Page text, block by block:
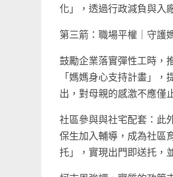
化」，透過行政減負與入
第三箭：職場平權｜守護
鼓勵企業落實彈性工時，
「媽媽身心支持計畫」
出，對母親的感激不應僅
社區參與與社宅配套：此
保生加入輔導，成為社區
托」，實現出門即送托，